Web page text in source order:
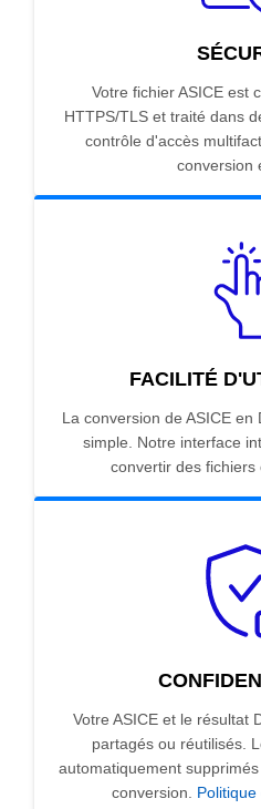
Votre fichier ASICE est
HTTPS/TLS et traité dans
contrôle d'accès
conversion
FACILITÉ
La conversion de ASICE
simple. Notre interface
convertir des fichiers
Votre ASICE et le résultat
partagés ou réutilisés.
automatiquement
conversion.